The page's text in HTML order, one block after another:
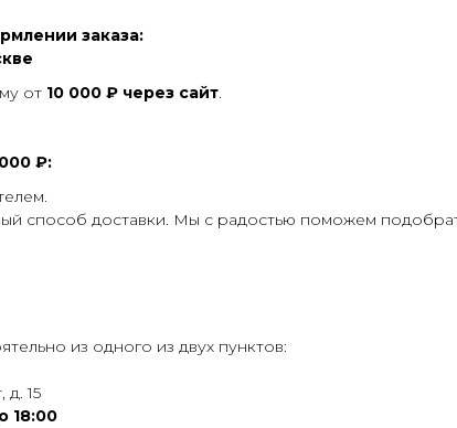
заказа:
от 10 000 ₽ через сайт.
₽:
способ доставки. Мы с радостью поможем
из одного из двух пунктов:
15
18:00